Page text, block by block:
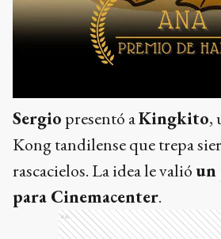
Sergio presentó aKingkito,
Kong tandilense que trepa
rascacielos. La idea le valióun
para Cinemacenter.
Ads